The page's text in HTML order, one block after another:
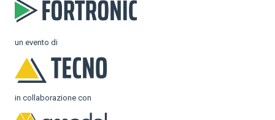
un evento di
in collaborazione con